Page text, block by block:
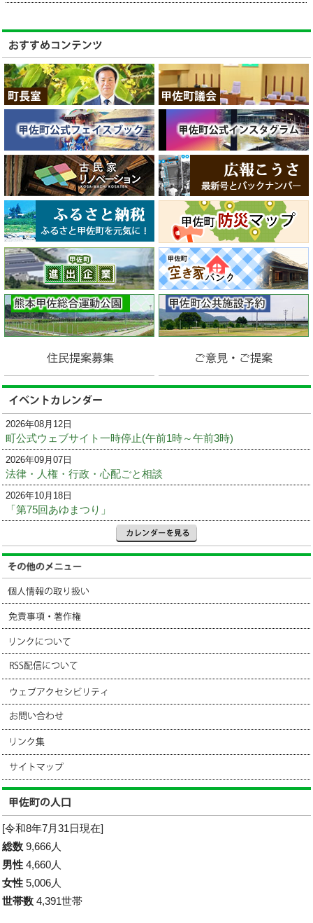
2026年08月12日
町公式ウェブサイト一時停止(午前1時～午前3時)
2026年09月07日
法律・人権・行政・心配ごと相談
2026年10月18日
「第75回あゆまつり」
[令和8年7月31日現在]
総数 9,666人
男性 4,660人
女性 5,006人
世帯数 4,391世帯